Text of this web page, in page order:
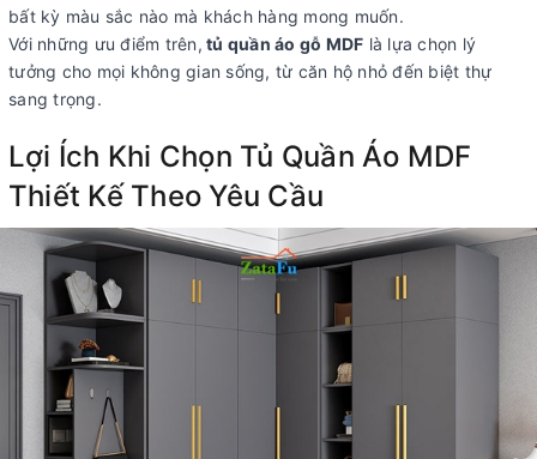
bất kỳ màu sắc nào mà khách hàng mong muốn.
Với những ưu điểm trên, tủ quần áo gỗ MDF là lựa chọn lý
tưởng cho mọi không gian sống, từ căn hộ nhỏ đến biệt thự
sang trọng.
Lợi Ích Khi Chọn Tủ Quần Áo MDF
Thiết Kế Theo Yêu Cầu